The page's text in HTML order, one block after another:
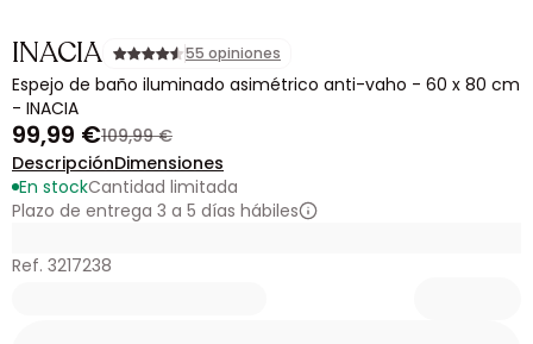
INACIA 55 opiniones
Espejo de baño iluminado asimétrico anti-vaho - 60 x 80 cm
- INACIA
99,99 €109,99 €
DescripciónDimensiones
En stockCantidad limitada
Plazo de entrega 3 a 5 días hábiles
Ref. 3217238